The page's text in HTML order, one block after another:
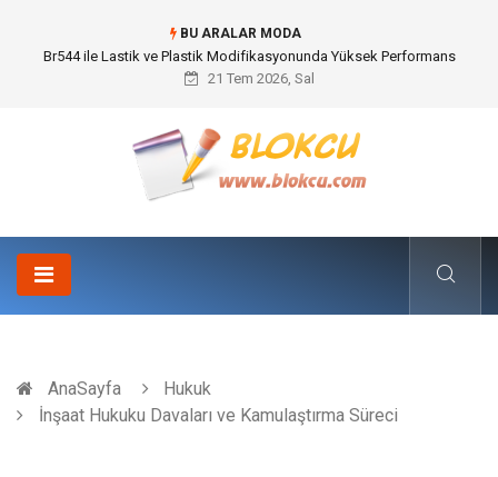
BU ARALAR MODA
İnternetten Kıyafet Alırken Beden Seçimi Neden Önemlidir?
21 Tem 2026, Sal
AnaSayfa
Hukuk
İnşaat Hukuku Davaları ve Kamulaştırma Süreci